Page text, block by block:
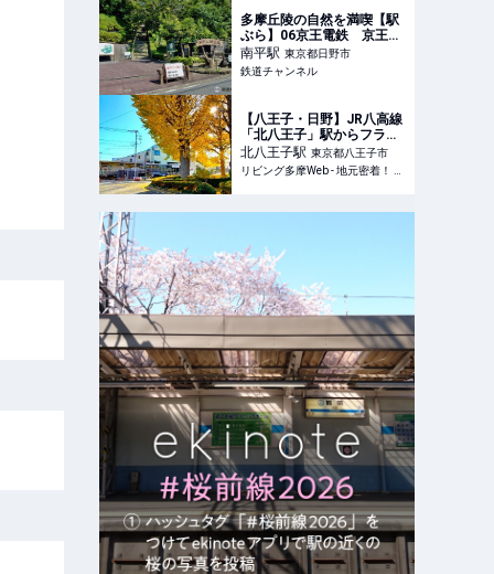
多摩丘陵の自然を満喫【駅
ぶら】06京王電鉄 京王線
184 | コラム | 鉄道チャンネ
ル
南平駅 東京都日野市
鉄道チャンネル
【八王子・日野】JR八高線
「北八王子」駅からフラっ
と街歩き
北八王子駅 東京都八王子市
リビング多摩Web - 地元密着！ 立川、国立、八王子、昭島ほかのグルメ、イベント、お出かけ、習い事情報